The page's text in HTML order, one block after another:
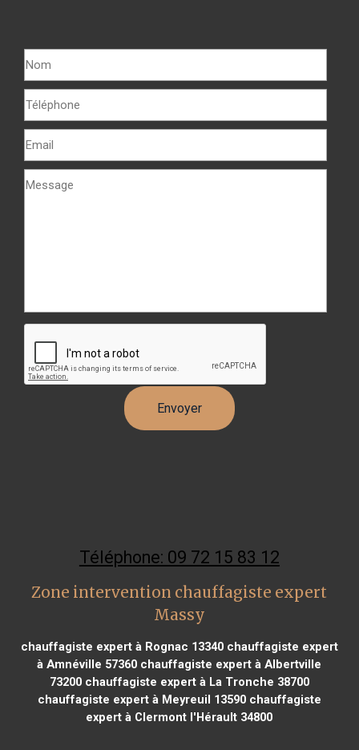
Téléphone: 09 72 15 83 12
Zone intervention chauffagiste expert
Massy
chauffagiste expert à Rognac 13340chauffagiste expert
à Amnéville 57360 chauffagiste expert à Albertville
73200chauffagiste expert à La Tronche 38700
chauffagiste expert à Meyreuil 13590chauffagiste
expert à Clermont l'Hérault 34800